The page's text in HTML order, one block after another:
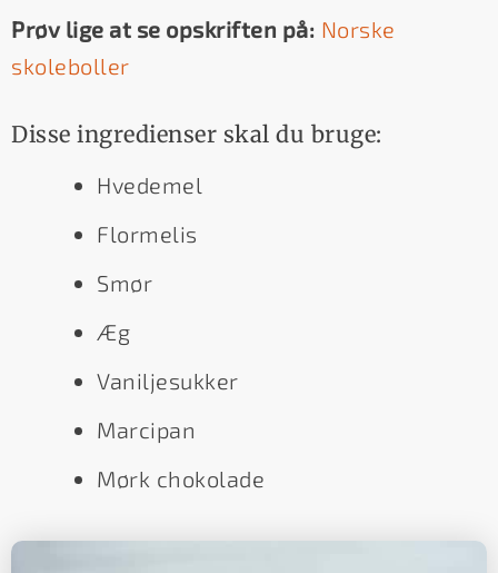
Prøv lige at se opskriften på: Norske
skoleboller
Disse ingredienser skal du bruge:
Hvedemel
Flormelis
Smør
Æg
Vaniljesukker
Marcipan
Mørk chokolade